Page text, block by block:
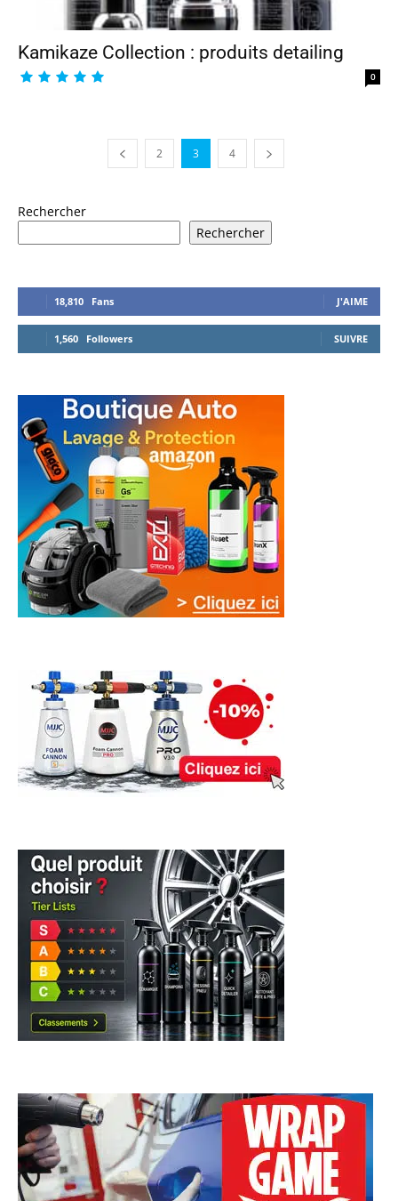
Kamikaze Collection : produits detailing
0
2 3 4
Rechercher
Rechercher
18,810 Fans J'AIME
1,560 Followers SUIVRE